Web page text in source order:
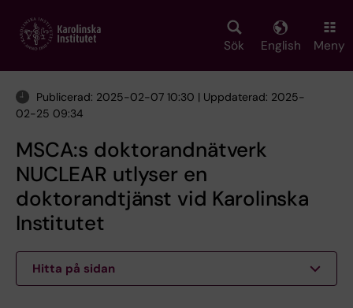
main
Sök English Meny
Publicerad: 2025-02-07 10:30 | Uppdaterad: 2025-
02-25 09:34
MSCA:s doktorandnätverk
NUCLEAR utlyser en
doktorandtjänst vid Karolinska
Institutet
Hitta på sidan